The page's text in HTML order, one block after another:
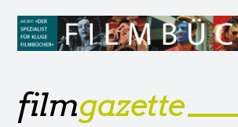
filmgazette